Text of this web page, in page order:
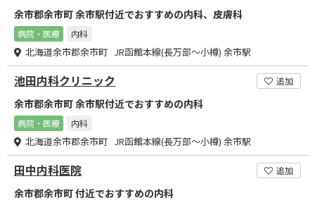
余市郡余市町 余市駅付近でおすすめの内科、皮膚科
病院・医療 内科
北海道余市郡余市町 JR函館本線(長万部～小樽) 余市駅
池田内科クリニック 追加
余市郡余市町 余市駅付近でおすすめの内科
病院・医療 内科
北海道余市郡余市町 JR函館本線(長万部～小樽) 余市駅
田中内科医院 追加
余市郡余市町 付近でおすすめの内科